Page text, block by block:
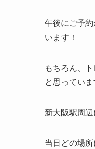
午後にご予
います！
もちろん、
と思っていま
新大阪駅周
当日どの場所